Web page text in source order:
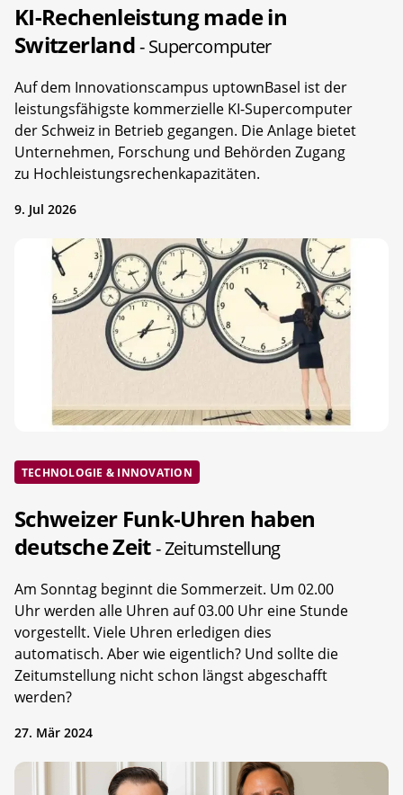
KI-Rechenleistung made in
Switzerland- Supercomputer
Auf dem Innovationscampus uptownBasel ist der
leistungsfähigste kommerzielle KI-Supercomputer
der Schweiz in Betrieb gegangen. Die Anlage bietet
Unternehmen, Forschung und Behörden Zugang
zu Hochleistungsrechenkapazitäten.
9. Jul 2026
TECHNOLOGIE & INNOVATION
Schweizer Funk-Uhren haben
deutsche Zeit- Zeitumstellung
Am Sonntag beginnt die Sommerzeit. Um 02.00
Uhr werden alle Uhren auf 03.00 Uhr eine Stunde
vorgestellt. Viele Uhren erledigen dies
automatisch. Aber wie eigentlich? Und sollte die
Zeitumstellung nicht schon längst abgeschafft
werden?
27. Mär 2024